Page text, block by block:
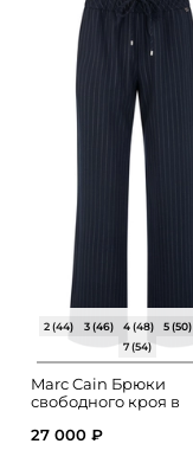
2 (44) 3 (46) 4 (48) 5 (50)
7 (54)
Marc Cain Брюки
свободного кроя в
27 000 ₽